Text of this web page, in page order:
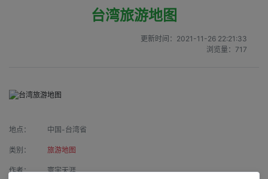
台湾旅游地图
更新时间： 2021-11-26 22:21:33
浏览量： 717
地点： 中国-台湾省
类别： 旅游地图
作者： 寰宇天涯